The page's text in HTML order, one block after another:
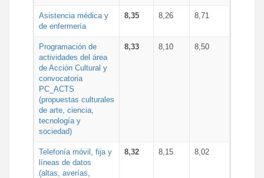
Asistencia médica y
de enfermería
8,35 8,26 8,71
Programación de
actividades del área
de Acción Cultural y
convocatoria
PC_ACTS
(propuestas culturales
de arte, ciencia,
tecnología y
sociedad)
8,33 8,10 8,50
Telefonía móvil, fija y
líneas de datos
(altas, averías,
8,32 8,15 8,02